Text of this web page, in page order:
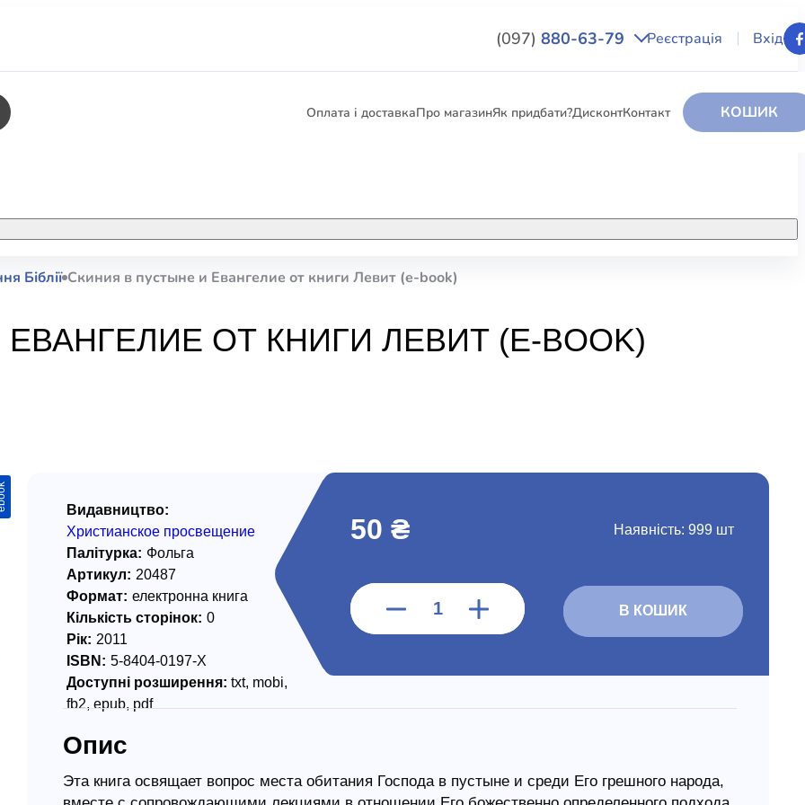
(097) 880-63-79 Реєстрація Вхід
Оплата і доставкаПро магазинЯк придбати?ДисконтКонтакт КОШИК
мовами
видання
традиції
Церкви
/ Харчування
ЕЛЕКТРОННІ КНИГИ
СУПУТНІ ТОВАРИ
Біблії Скиния в пустыне и Евангелие от книги Левит (e-book)
ОТ КНИГИ ЛЕВИТ (E-BOOK)
50 ₴ Наявність: 999 шт
В КОШИК
Видавництво:
Христианское просвещение
Палітурка: Фольга
Артикул: 20487
Формат: електронна книга
Кількість сторінок: 0
Рік: 2011
ISBN: 5-8404-0197-Х
Доступні розширення: txt, mobi,
fb2, epub, pdf
Опис
Эта книга освящает вопрос места обитания Господа в пустыне и среди Его грешного народа,